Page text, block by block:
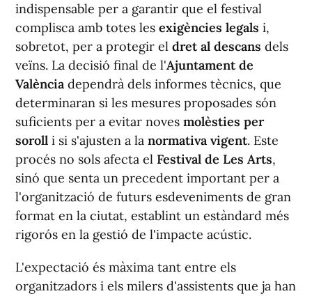
indispensable per a garantir que el festival
complisca amb totes les exigències legals i,
sobretot, per a protegir el dret al descans dels
veïns. La decisió final de l'Ajuntament de
València dependrà dels informes tècnics, que
determinaran si les mesures proposades són
suficients per a evitar noves molèsties per
soroll i si s'ajusten a la normativa vigent. Este
procés no sols afecta el Festival de Les Arts,
sinó que senta un precedent important per a
l'organització de futurs esdeveniments de gran
format en la ciutat, establint un estàndard més
rigorós en la gestió de l'impacte acústic.
L'expectació és màxima tant entre els
organitzadors i els milers d'assistents que ja han